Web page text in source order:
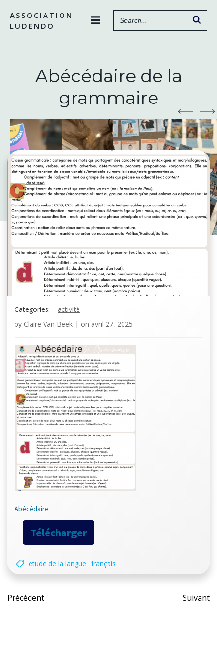
contenu
ASSOCIATION
LUDENDO
Abécédaire de la
grammaire
Categories:
activité
by Claire Van Beek | on avril 27, 2025
Abécédaire
Télécharger
etude de la langue français
Post
Précédent Suivant